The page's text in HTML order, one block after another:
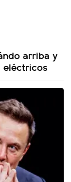
arriba y
eléctricos